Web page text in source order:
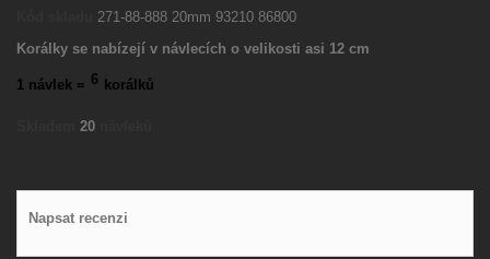
271-88-888 20mm 93210 86800
Korálky se nabízejí v návlecích o velikosti asi 12 cm
1 návlek = 6 korálků
20
Napsat recenzi